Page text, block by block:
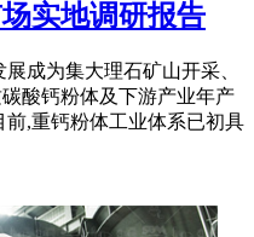
实地调研报告
成为集大理石矿山开采、
酸钙粉体及下游产业年产
,重钙粉体工业体系已初具